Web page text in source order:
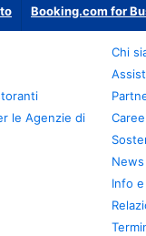
Booking.com for
le Agenzie di
Chi
Info